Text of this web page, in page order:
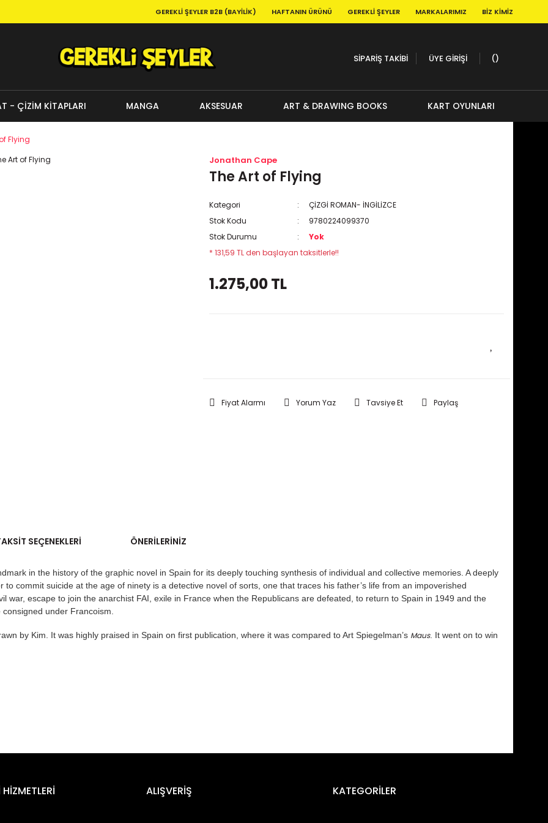
GEREKLI ŞEYLER B2B (BAYILIK) HAFTANIN ÜRÜNÜ GEREKLI ŞEYLER MARKALARIMIZ BIZ KIMIZ
SİPARİŞ TAKİBİ ÜYE GİRİŞİ
- ÇİZİM KİTAPLARI MANGA AKSESUAR ART & DRAWING BOOKS KART OYUNLARI
Flying
Jonathan Cape
The Art of Flying
Kategori
ÇİZGİ ROMAN- İNGİLİZCE
Stok Kodu
9780224099370
Stok Durumu
Yok
* 131,59 TL den başlayan taksitlerle!!
1.275,00 TL
Fiyat Alarmı Yorum Yaz Tavsiye Et Paylaş
SEÇENEKLERI ÖNERILERINIZ
in the history of the graphic novel in Spain for its deeply touching synthesis of individual and collective memories. A deeply
to commit suicide at the age of ninety is a detective novel of sorts, one that traces his father’s life from an impoverished
war, escape to join the anarchist FAI, exile in France when the Republicans are defeated, to return to Spain in 1949 and the
under Francoism.
by Kim. It was highly praised in Spain on first publication, where it was compared to Art Spiegelman’s Maus. It went on to win
Yorum YazALIŞVERİŞ KATEGORİLER